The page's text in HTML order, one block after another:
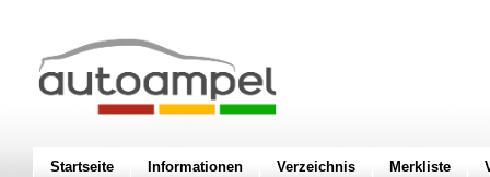
Startseite Informationen Verzeichnis Merkliste